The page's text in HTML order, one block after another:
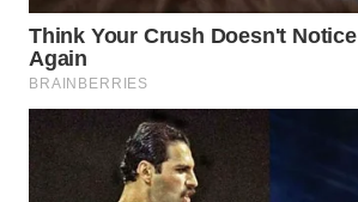
WN
TEBING
TINGGI